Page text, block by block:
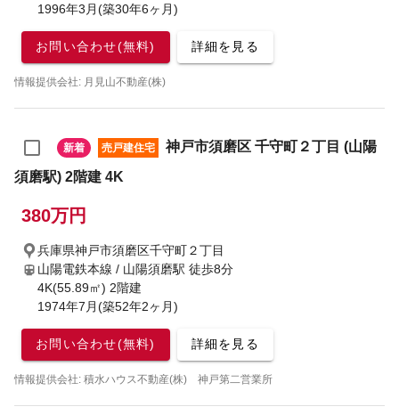
1996年3月(築30年6ヶ月)
お問い合わせ(無料) 詳細を見る
情報提供会社: 月見山不動産(株)
新着 売戸建住宅
神戸市須磨区 千守町２丁目 (山陽
須磨駅) 2階建 4K
380万円
兵庫県神戸市須磨区千守町２丁目
山陽電鉄本線 / 山陽須磨駅 徒歩8分
4K(55.89㎡) 2階建
1974年7月(築52年2ヶ月)
お問い合わせ(無料) 詳細を見る
情報提供会社: 積水ハウス不動産(株) 神戸第二営業所